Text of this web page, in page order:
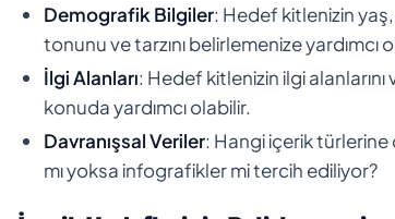
Demografik Bilgiler: Hedef kitlenizin
tonunu ve tarzını belirlemenize yardımcı
İlgi Alanları: Hedef kitlenizin ilgi
konuda yardımcı olabilir.
Davranışsal Veriler: Hangi içerik türlerine
mı yoksa infografikler mi tercih ediliyor?